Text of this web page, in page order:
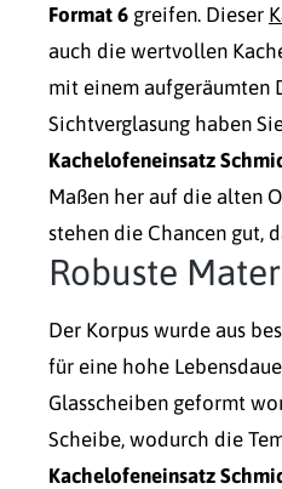
Format 6 greifen. Dieser
auch die wertvollen
mit einem aufgeräumten
Sichtverglasung haben
Kachelofeneinsatz
Maßen her auf die alten
stehen die Chancen gut,
Robuste
Der Korpus wurde aus
für eine hohe
Glasscheiben geformt
Scheibe, wodurch die
Kachelofeneinsatz